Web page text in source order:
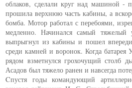
облаков, сделали круг над машиной -
прошила верхнюю часть кабины, а
бомба. Мотор работал с перебоями,
медленно. Начинался самый тяжелый
выпрыгнул из кабины и пошел
среди камней и воронок. Когда батарея
рядом взметнулся грохочущий столб
Асадов был тяжело ранен и навсегда
Cпустя годы командующий